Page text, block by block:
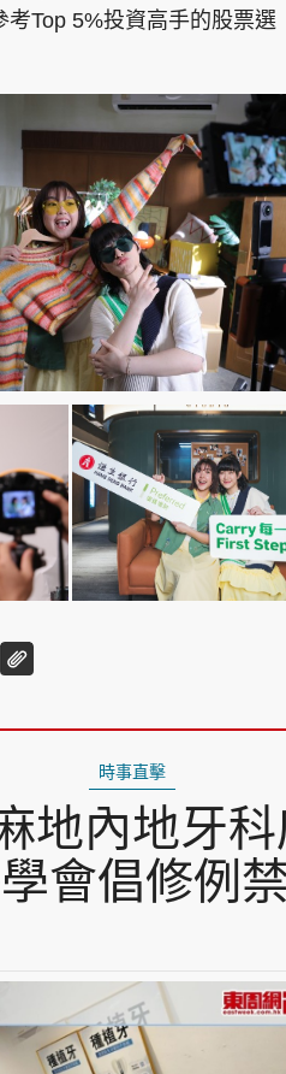
Top 5%投資高手的股票選
時事直擊
地內地牙
會倡修例